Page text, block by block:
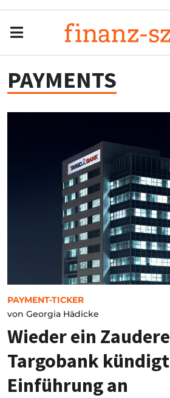
PAYMENTS
PAYMENT-TICKER
von Georgia Hädicke
Wieder ein
Targobank
Einführung an